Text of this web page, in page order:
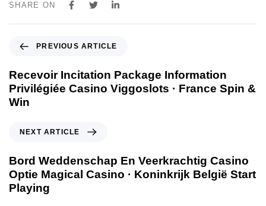
SHARE ON
PREVIOUS ARTICLE
Recevoir Incitation Package Information
Privilégiée Casino Viggoslots · France Spin &
Win
NEXT ARTICLE
Bord Weddenschap En Veerkrachtig Casino
Optie Magical Casino · Koninkrijk België Start
Playing